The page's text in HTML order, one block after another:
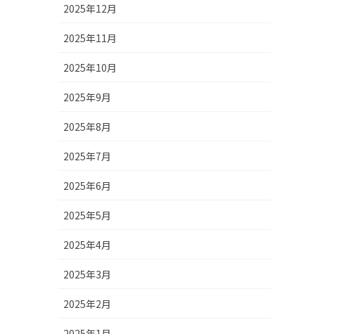
2025年12月
2025年11月
2025年10月
2025年9月
2025年8月
2025年7月
2025年6月
2025年5月
2025年4月
2025年3月
2025年2月